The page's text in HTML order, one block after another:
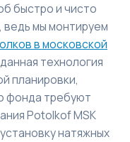
быстро и чисто
мы монтируем
в московской
технология
планировки,
фонда требуют
Potolkof MSK
натяжных